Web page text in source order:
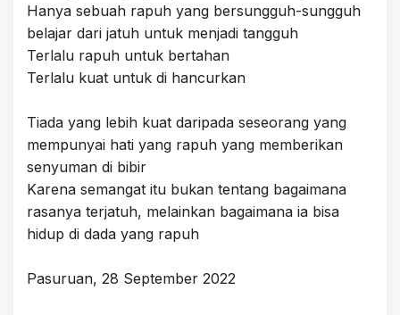
Hanya sebuah rapuh yang bersungguh-sungguh
belajar dari jatuh untuk menjadi tangguh
Terlalu rapuh untuk bertahan
Terlalu kuat untuk di hancurkan
Tiada yang lebih kuat daripada seseorang yang
mempunyai hati yang rapuh yang memberikan
senyuman di bibir
Karena semangat itu bukan tentang bagaimana
rasanya terjatuh, melainkan bagaimana ia bisa
hidup di dada yang rapuh
Pasuruan, 28 September 2022